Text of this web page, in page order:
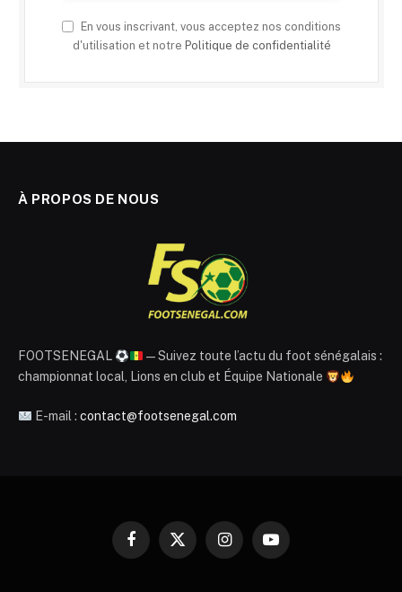
En vous inscrivant, vous acceptez nos conditions
d'utilisation et notre Politique de confidentialité
À PROPOS DE NOUS
FOOTSENEGAL
— Suivez toute l’actu du foot sénégalais :
championnat local, Lions en club et Équipe Nationale
E-mail : contact@footsenegal.com
Facebook
X
InstagramYouTube